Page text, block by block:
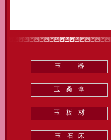
玉 器
玉 桑 拿
玉 板 材
玉 石 床